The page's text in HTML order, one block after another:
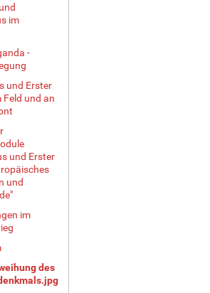
im
-
und Erster
Feld und an
und Erster
und
im
des